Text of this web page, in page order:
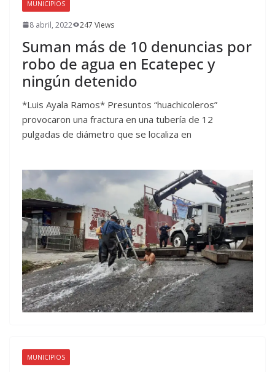
MUNICIPIOS
8 abril, 2022 247 Views
Suman más de 10 denuncias por
robo de agua en Ecatepec y
ningún detenido
*Luis Ayala Ramos* Presuntos “huachicoleros”
provocaron una fractura en una tubería de 12
pulgadas de diámetro que se localiza en
MUNICIPIOS